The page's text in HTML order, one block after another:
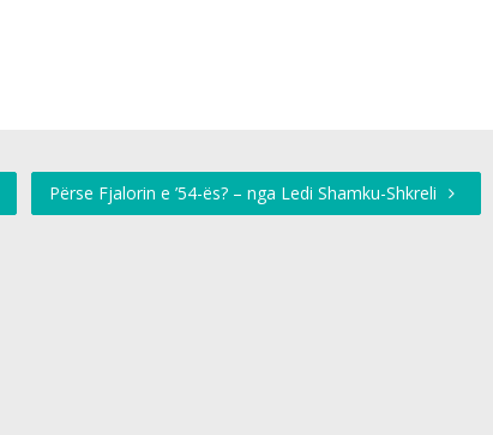
Përse Fjalorin e ’54-ës? – nga Ledi Shamku-Shkreli